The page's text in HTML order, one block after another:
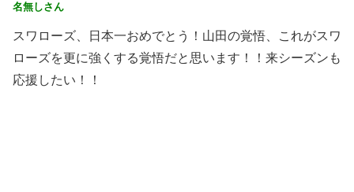
名無しさん
スワローズ、日本一おめでとう！山田の覚悟、これがスワ
ローズを更に強くする覚悟だと思います！！来シーズンも
応援したい！！